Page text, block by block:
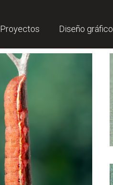
Proyectos Diseño gráfico